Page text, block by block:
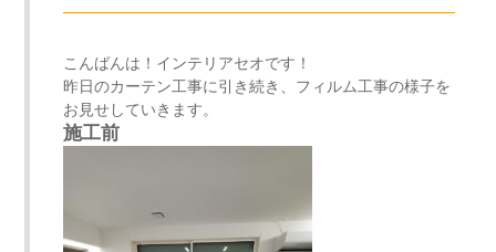
こんばんは！インテリアセオです！
昨日のカーテン工事に引き続き、フィルム工事の様子を
お見せしていきます。
施工前